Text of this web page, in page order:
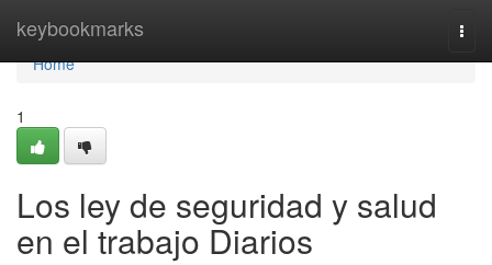
keybookmarks
Home
Home
1
Los ley de seguridad y salud
en el trabajo Diarios